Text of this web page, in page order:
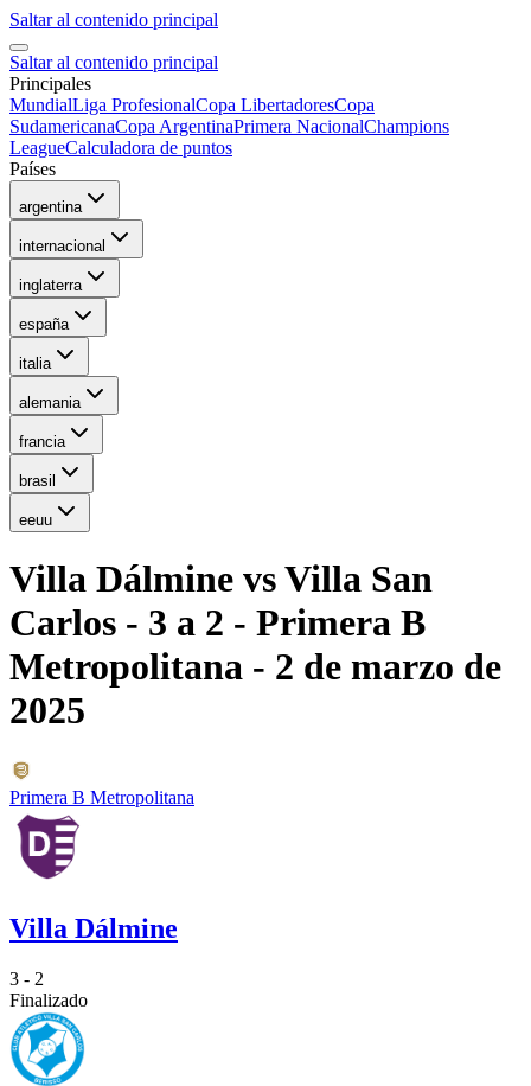
Saltar al contenido principal
Saltar al contenido principal
Principales
MundialLiga ProfesionalCopa LibertadoresCopa
SudamericanaCopa ArgentinaPrimera NacionalChampions
LeagueCalculadora de puntos
Países
argentina
internacional
inglaterra
españa
italia
alemania
francia
brasil
eeuu
Villa Dálmine vsVilla San
Carlos - 3 a 2 - Primera B
Metropolitana - 2 de marzo de
2025
Primera B Metropolitana
Villa Dálmine
3 - 2
Finalizado